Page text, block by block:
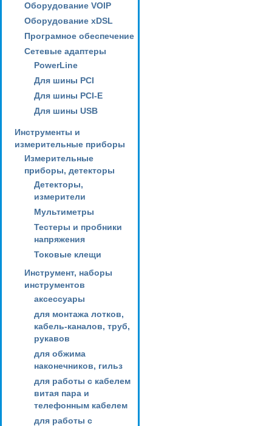
Оборудование VOIP
Оборудование xDSL
Програмное обеспечение
Сетевые адаптеры
PowerLine
Для шины PCI
Для шины PCI-E
Для шины USB
Инструменты и
измерительные приборы
Измерительные
приборы, детекторы
Детекторы,
измерители
Мультиметры
Тестеры и пробники
напряжения
Токовые клещи
Инструмент, наборы
инструментов
аксессуары
для монтажа лотков,
кабель-каналов, труб,
рукавов
для обжима
наконечников, гильз
для работы с кабелем
витая пара и
телефонным кабелем
для работы с